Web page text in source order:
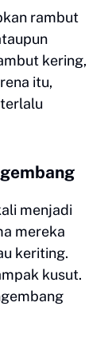
rambut
kering,
itu,
menjadi
mereka
keriting.
kusut.